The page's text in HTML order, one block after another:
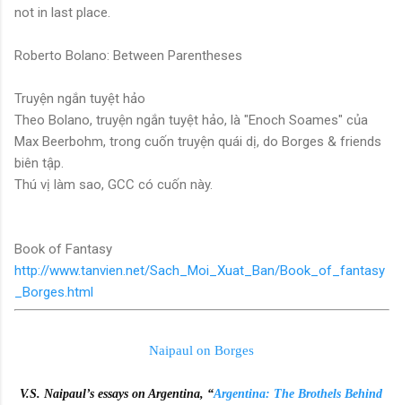
not in last place.
Roberto Bolano: Between Parentheses
Truyện ngắn tuyệt hảo
Theo Bolano, truyện ngắn tuyệt hảo, là "Enoch Soames" của
Max Beerbohm, trong cuốn truyện quái dị, do Borges & friends
biên tập.
Thú vị làm sao, GCC có cuốn này.
Book of Fantasy
http://www.tanvien.net/Sach_Moi_Xuat_Ban/Book_of_fantasy
_Borges.html
Naipaul on Borges
V.S. Naipaul’s essays on Argentina, “Argentina: The Brothels Behind